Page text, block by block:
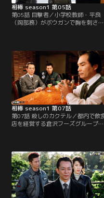
相棒 season1 第05話
第05話 目撃者／小学校教師・平良
（岡部務）がボウガンで胸を刺され
を開始。目撃者の生徒・守（染谷将
太）から話を聞く。図書室でひとり
難しい本を読む守によると、本屋へ
行く途中、ボウガンを手にした鉄工
所の“ろくでなし”と平良が会ってい
るところを目撃したという。
相棒 season1 第07話
第07話 殺しのカクテル／都内で飲
店を経営する倉沢フーズグループの
な中で唯一カクテルバー「リメンバ
ランス」だけは黒字で、近々カクテ
ルを缶入りドリンクにして売り出す
計画もあった。